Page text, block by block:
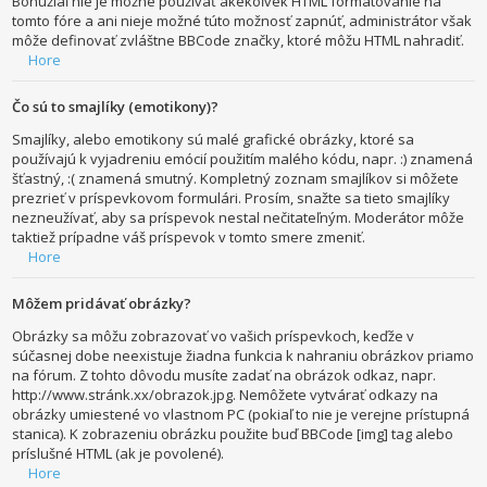
tomto fóre a ani nieje možné túto možnosť zapnúť, administrátor však
môže definovať zvláštne BBCode značky, ktoré môžu HTML nahradiť.
Hore
Čo sú to smajlíky (emotikony)?
Smajlíky, alebo emotikony sú malé grafické obrázky, ktoré sa
používajú k vyjadreniu emócií použitím malého kódu, napr. :) znamená
šťastný, :( znamená smutný. Kompletný zoznam smajlíkov si môžete
prezrieť v príspevkovom formulári. Prosím, snažte sa tieto smajlíky
nezneužívať, aby sa príspevok nestal nečitateľným. Moderátor môže
taktiež prípadne váš príspevok v tomto smere zmeniť.
Hore
Môžem pridávať obrázky?
Obrázky sa môžu zobrazovať vo vašich príspevkoch, keďže v
súčasnej dobe neexistuje žiadna funkcia k nahraniu obrázkov priamo
na fórum. Z tohto dôvodu musíte zadať na obrázok odkaz, napr.
http://www.stránk.xx/obrazok.jpg. Nemôžete vytvárať odkazy na
obrázky umiestené vo vlastnom PC (pokiaľ to nie je verejne prístupná
stanica). K zobrazeniu obrázku použite buď BBCode [img] tag alebo
príslušné HTML (ak je povolené).
Hore